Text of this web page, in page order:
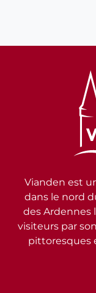
Vianden est
dans le nord
des Ardennes
visiteurs par
pittoresques